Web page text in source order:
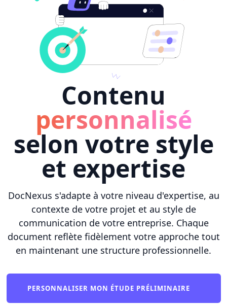
Contenu
personnalisé
selon votre style
et expertise
DocNexus s'adapte à votre niveau d'expertise, au
contexte de votre projet et au style de
communication de votre entreprise. Chaque
document reflète fidèlement votre approche tout
en maintenant une structure professionnelle.
PERSONNALISER MON ÉTUDE PRÉLIMINAIRE